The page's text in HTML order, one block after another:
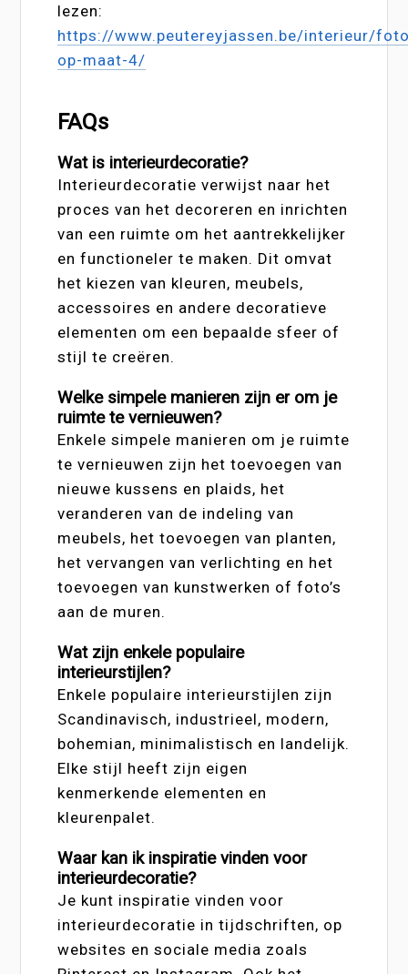
lezen:
https://www.peutereyjassen.be/interieur/
op-maat-4/
FAQs
Wat is interieurdecoratie?
Interieurdecoratie verwijst naar het
proces van het decoreren en inrichten
van een ruimte om het aantrekkelijker
en functioneler te maken. Dit omvat
het kiezen van kleuren, meubels,
accessoires en andere decoratieve
elementen om een bepaalde sfeer of
stijl te creëren.
Welke simpele manieren zijn er om je
ruimte te vernieuwen?
Enkele simpele manieren om je ruimte
te vernieuwen zijn het toevoegen van
nieuwe kussens en plaids, het
veranderen van de indeling van
meubels, het toevoegen van planten,
het vervangen van verlichting en het
toevoegen van kunstwerken of foto’s
aan de muren.
Wat zijn enkele populaire
interieurstijlen?
Enkele populaire interieurstijlen zijn
Scandinavisch, industrieel, modern,
bohemian, minimalistisch en landelijk.
Elke stijl heeft zijn eigen
kenmerkende elementen en
kleurenpalet.
Waar kan ik inspiratie vinden voor
interieurdecoratie?
Je kunt inspiratie vinden voor
interieurdecoratie in tijdschriften, op
websites en sociale media zoals